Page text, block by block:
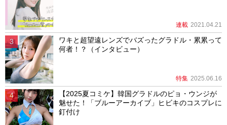
連載 2021.04.21
ワキと超望遠レンズでバズったグラドル・累累って
何者！？（インタビュー）
特集 2025.06.16
【2025夏コミケ】韓国グラドルのピョ・ウンジが
魅せた！「ブルーアーカイブ」ヒビキのコスプレに
釘付け